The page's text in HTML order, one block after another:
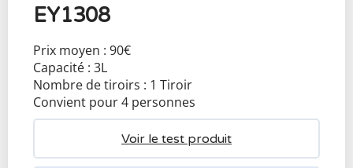
EY1308
Prix moyen : 90€
Capacité : 3L
Nombre de tiroirs : 1 Tiroir
Convient pour 4 personnes
Voir le test produit